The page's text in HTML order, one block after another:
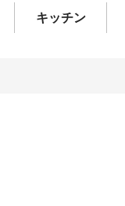
キッチン